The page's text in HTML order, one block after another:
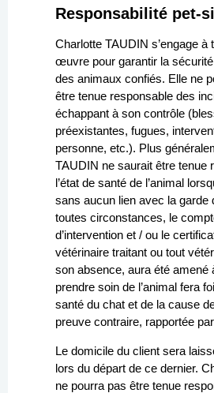
Responsabilité pet-
Charlotte TAUDIN s’engage à
œuvre pour garantir la
des animaux confiés. Elle ne
être tenue responsable des
échappant à son contrôle
préexistantes, fugues,
personne, etc.). Plus
TAUDIN ne saurait être tenue
l’état de santé de l’animal
sans aucun lien avec la garde
toutes circonstances, le
d’intervention et / ou le
vétérinaire traitant ou tout
son absence, aura été amené
prendre soin de l’animal fera
santé du chat et de la cause
preuve contraire, rapportée
Le domicile du client sera
lors du départ de ce dernier.
ne pourra pas être tenue